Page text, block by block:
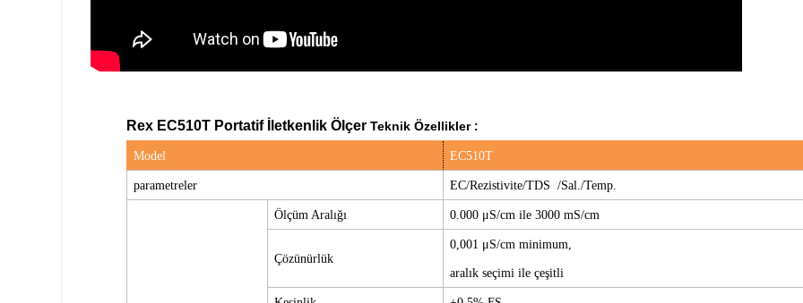
Rex EC510T Portatif İletkenlik Ölçer Teknik Özellikler :
Model EC510T
parametreler EC/Rezistivite/TDS /Sal./Temp.
Ölçüm Aralığı 0.000 μS/cm ile 3000 mS/cm
Çözünürlük
0,001 μS/cm minimum,
aralık seçimi ile çeşitli